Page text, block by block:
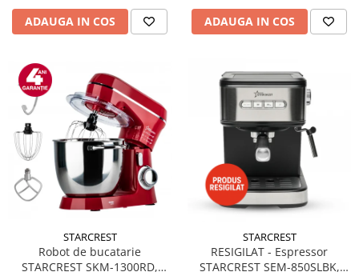
ADAUGA IN COS ADAUGA IN COS
STARCREST
Robot de bucatarie
STARCREST SKM-1300RD,
STARCREST
RESIGILAT - Espressor
STARCREST SEM-850SLBK,